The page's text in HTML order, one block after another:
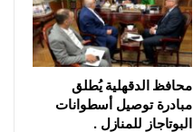
محافظ الدقهلية يُطلق
مبادرة توصيل أسطوانات
البوتاجاز للمنازل .